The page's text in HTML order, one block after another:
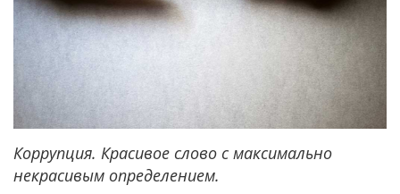
Коррупция. Красивое слово с максимально
некрасивым определением.